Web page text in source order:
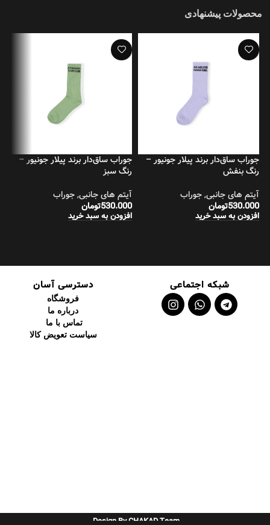
محصولات پیشنهادی
جوراب ساق‌دار برند پیلار جونیور –
رنگ بنفش
آیتم های جانبی,جوراب
530.000تومان
افزودن به سبد خرید
جوراب ساق‌دار برند پیلار جونیور –
رنگ سبز
آیتم های جانبی,جوراب
530.000تومان
افزودن به سبد خرید
شبکه اجتماعی دسترسی آسان
فروشگاه
درباره ما
تماس با ما
سیاست تعویض کالا
Design By CHAKAD Team